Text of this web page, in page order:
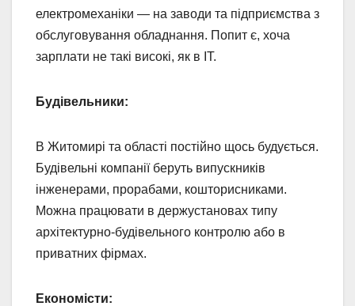
електромеханіки — на заводи та підприємства з
обслуговування обладнання. Попит є, хоча
зарплати не такі високі, як в IT.
Будівельники:
В Житомирі та області постійно щось будується.
Будівельні компанії беруть випускників
інженерами, прорабами, кошторисниками.
Можна працювати в держустановах типу
архітектурно-будівельного контролю або в
приватних фірмах.
Економісти: